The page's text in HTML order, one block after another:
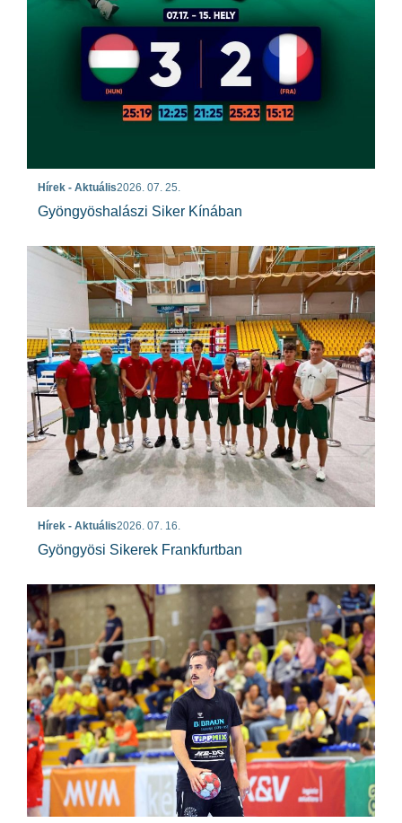
Hírek - Aktuális2026. 07. 25.
Gyöngyöshalászi Siker Kínában
Hírek - Aktuális2026. 07. 16.
Gyöngyösi Sikerek Frankfurtban